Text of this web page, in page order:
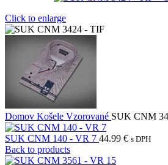
Click to enlarge
Domov Košele Vzorované SUK CNM
SUK CNM 140 - VR 7 44.99 € s DPH
Back to products